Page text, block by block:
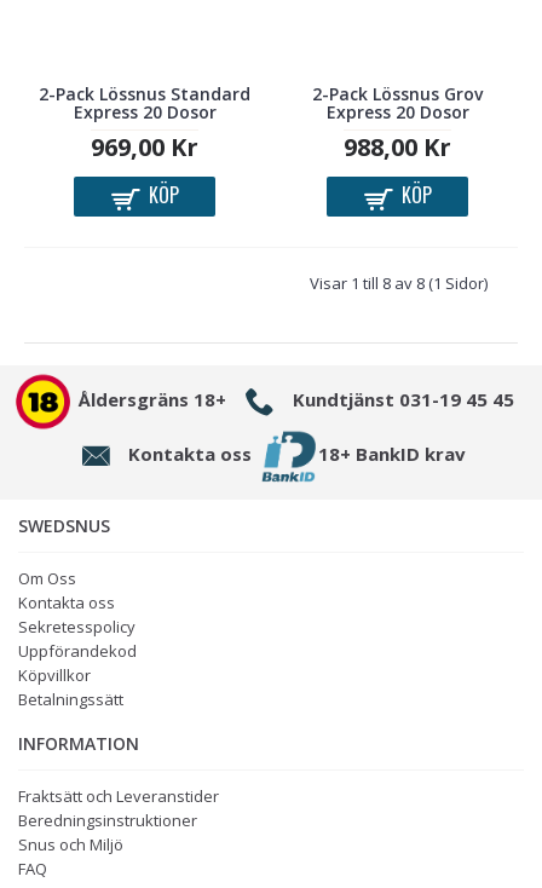
2-Pack Lössnus Standard
Express 20 Dosor
969,00 Kr
KÖP
2-Pack Lössnus Grov
Express 20 Dosor
988,00 Kr
KÖP
Visar 1 till 8 av 8 (1 Sidor)
Åldersgräns 18+ Kundtjänst 031-19 45 45
Kontakta oss 18+ BankID krav
SWEDSNUS
Om Oss
Kontakta oss
Sekretesspolicy
Uppförandekod
Köpvillkor
Betalningssätt
INFORMATION
Fraktsätt och Leveranstider
Beredningsinstruktioner
Snus och Miljö
FAQ